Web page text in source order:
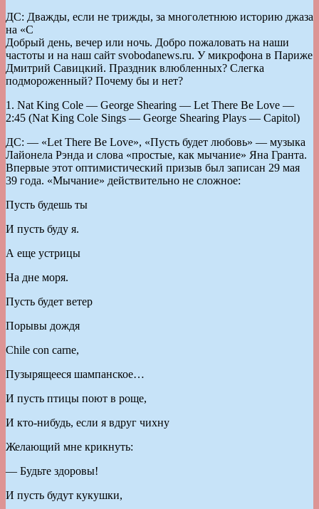
ДС: Дважды, если не трижды, за многолетнюю историю джаза
на «С
Добрый день, вечер или ночь. Добро пожаловать на наши
частоты и на наш сайт svobodanews.ru. У микрофона в Париже
Дмитрий Савицкий. Праздник влюбленных? Слегка
подмороженный? Почему бы и нет?
1. Nat King Cole — George Shearing — Let There Be Love —
2:45 (Nat King Cole Sings — George Shearing Plays — Capitol)
ДС: — «Let There Be Love», «Пусть будет любовь» — музыка
Лайонела Рэнда и слова «простые, как мычание» Яна Гранта.
Впервые этот оптимистический призыв был записан 29 мая
39 года. «Мычание» действительно не сложное:
Пусть будешь ты
И пусть буду я.
А еще устрицы
На дне моря.
Пусть будет ветер
Порывы дождя
Chile con carne,
Пузырящееся шампанское…
И пусть птицы поют в роще,
И кто-нибудь, если я вдруг чихну
Желающий мне крикнуть:
— Будьте здоровы!
И пусть будут кукушки,